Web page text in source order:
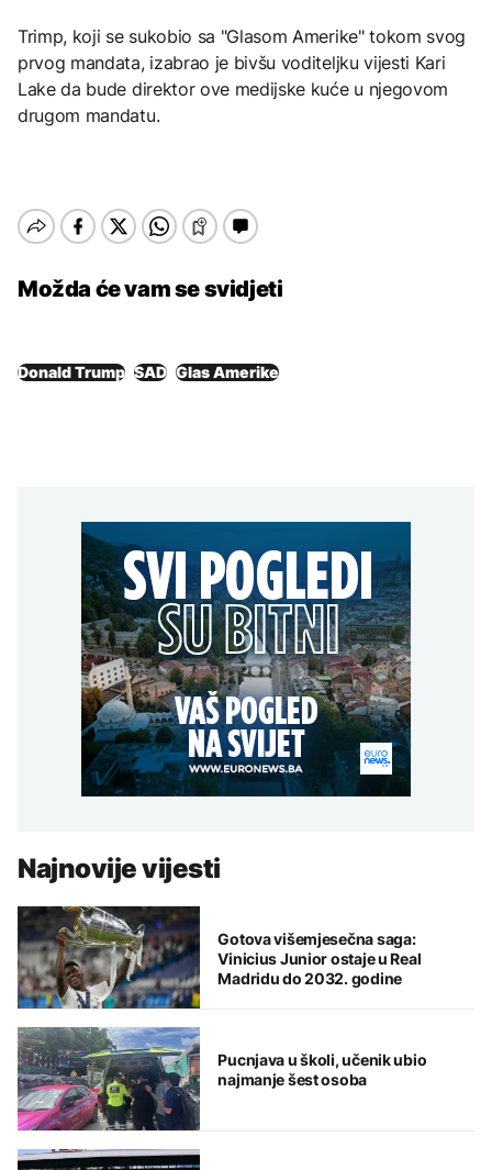
Trimp, koji se sukobio sa "Glasom Amerike" tokom svog
prvog mandata, izabrao je bivšu voditeljku vijesti Kari
Lake da bude direktor ove medijske kuće u njegovom
drugom mandatu.
Možda će vam se svidjeti
Donald Trump SAD Glas Amerike
Najnovije vijesti
Gotova višemjesečna saga:
Vinicius Junior ostaje u Real
Madridu do 2032. godine
Pucnjava u školi, učenik ubio
najmanje šest osoba